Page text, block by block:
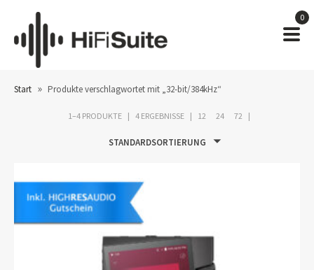
0
Start » Produkte verschlagwortet mit „32-bit/384kHz“
1–4 PRODUKTE 4 ERGEBNISSE 12 24 72
STANDARDSORTIERUNG